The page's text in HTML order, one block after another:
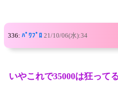
336: ﾊﾟﾜﾌﾟﾛ 21/10/06(水):34
いやこれで35000は狂って